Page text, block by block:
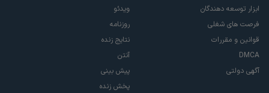
ابزار توسعه دهندگان
فرصت های شغلی
قوانین و مقررات
DMCA
آگهی دولتی
ویدئو
روزنامه
نتایج زنده
آنتن
پیش بینی
پخش زنده